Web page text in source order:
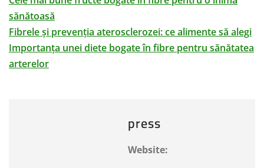
sănătoasă
Fibrele și prevenția aterosclerozei: ce alimente să alegi
Importanța unei diete bogate în fibre pentru sănătatea
arterelor
press
Website: